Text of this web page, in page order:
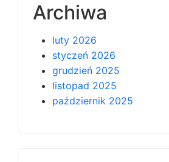
Archiwa
luty 2026
styczeń 2026
grudzień 2025
listopad 2025
październik 2025